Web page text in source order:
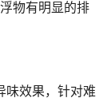
物有明显的排
味效果，针对难